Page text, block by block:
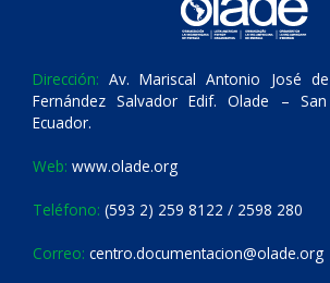
Dirección: Av. Mariscal Antonio José
Fernández Salvador Edif. Olade –
Ecuador.
Web: www.olade.org
Teléfono: (593 2) 259 8122 / 2598 280
Correo: centro.documentacion@olade.org